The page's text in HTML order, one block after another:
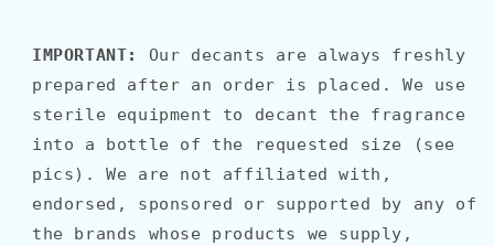
IMPORTANT:
Our decants are always freshly
prepared after an order is placed. We use
sterile equipment to decant the fragrance
into a bottle of the requested size (see
pics). We are not affiliated with,
endorsed, sponsored or supported by any of
the brands whose products we supply,